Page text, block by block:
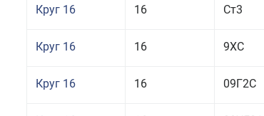
Круг 16 16 Ст3
Круг 16 16 9ХС
Круг 16 16 09Г2С